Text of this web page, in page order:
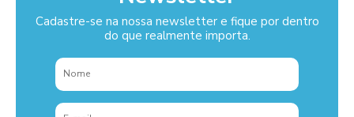
Cadastre-se na nossa newsletter e fique por dentro
do que realmente importa.